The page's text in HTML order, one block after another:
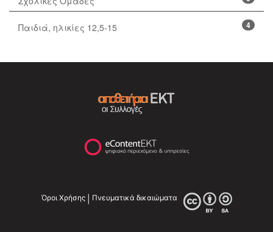
4
Παιδιά, ηλικίες 12,5-15